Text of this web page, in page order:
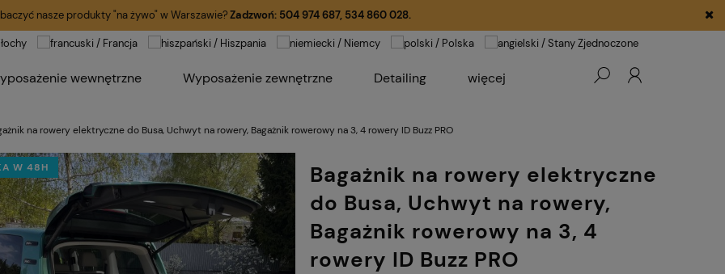
nasze produkty "na żywo" w Warszawie?Zadzwoń: 504 974 687, 534 860 028.
wewnętrzne Wyposażenie zewnętrzne Detailing więcej
!!! WYPRZEDAŻ !!!
na rowery elektryczne do Busa, Uchwyt na rowery, Bagażnik rowerowy na 3, 4 rowery ID Buzz PRO
W 48H
Bagażnik na rowery elektryczne
do Busa, Uchwyt na rowery,
Bagażnik rowerowy na 3, 4
rowery ID Buzz PRO